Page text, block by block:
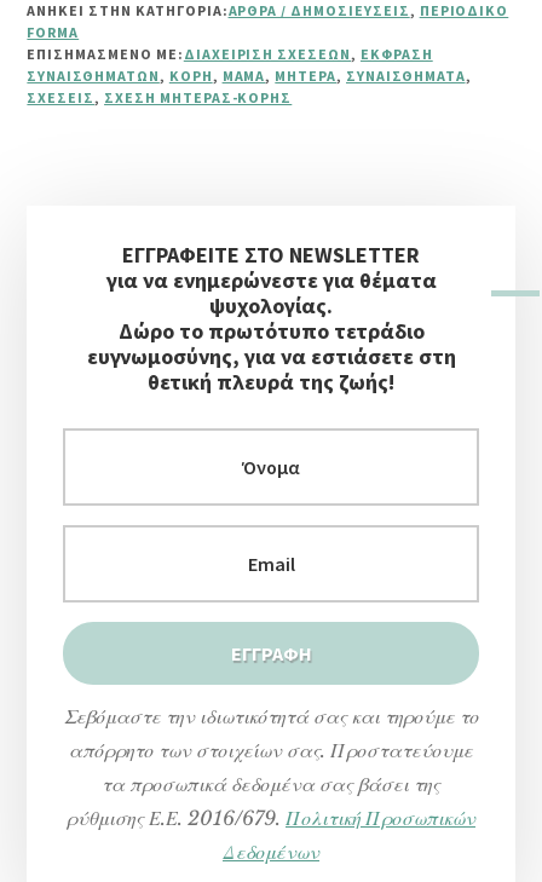
ΊΔΙΑ
Η
ΜΑΜΆ
ΣΟΥ;
ΑΝΗΚΕΙ ΣΤΗΝ ΚΑΤΗΓΟΡΙΑ:ΆΡΘΡΑ / ΔΗΜΟΣΙΕΎΣΕΙΣ, ΠΕΡΙΟΔΙΚΌ
FORMA
ΕΠΙΣΗΜΑΣΜΈΝΟ ΜΕ: ΔΙΑΧΕΊΡΙΣΗ ΣΧΈΣΕΩΝ, ΈΚΦΡΑΣΗ
ΣΥΝΑΙΣΘΗΜΆΤΩΝ, ΚΌΡΗ, ΜΑΜΆ, ΜΗΤΈΡΑ, ΣΥΝΑΙΣΘΉΜΑΤΑ,
ΣΧΈΣΕΙΣ, ΣΧΈΣΗ ΜΗΤΈΡΑΣ-ΚΌΡΗΣ
ΠλευρικήΕΓΓΡΑΦΕΙΤΕ ΣΤΟ NEWSLETTER
για να ενημερώνεστε για θέματα
ψυχολογίας.
Δώρο το πρωτότυπο τετράδιο
ευγνωμοσύνης, για να εστιάσετε στη
θετική πλευρά της ζωής!
Σεβόμαστε την ιδιωτικότητά σας και τηρούμε το
απόρρητο των στοιχείων σας. Προστατεύουμε
τα προσωπικά δεδομένα σας βάσει της
ρύθμισης Ε.Ε. 2016/679. Πολιτική Προσωπικών
Δεδομένων